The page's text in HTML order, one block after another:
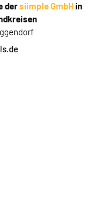
dersiimple GmbHin